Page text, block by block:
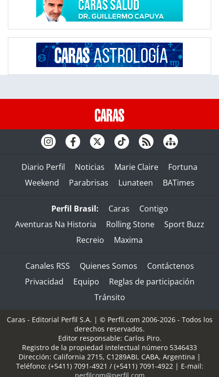
Diario Perfil Noticias Marie Claire
Fortuna
Weekend
Parabrisas Lunateen BATimes
Perfil Brasil: Caras
Contigo
Aventuras Na Historia
Rolling Stone
Sport Buzz
Recreio
Maxima
Canales RSS Quienes Somos
Contáctenos
Privacidad
Equipo
Reglas de participación
Tránsito
Caras - Editorial Perfil S.A. | © Perfil.com 2006-2026 - Todos los
derechos reservados.
Editor responsable: Carlos Piro.
Registro de la propiedad intelectual número 5346433
Dirección: California 2715, C1289ABI, CABA, Argentina |
Teléfono: (+5411) 7091-4921 / (+5411) 7091-4922| E-mail: